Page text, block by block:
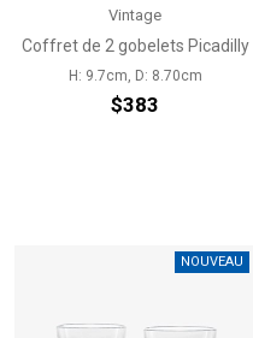
Vintage
Coffret de 2 gobelets Picadilly
H: 9.7cm, D: 8.70cm
$383
NOUVEAU